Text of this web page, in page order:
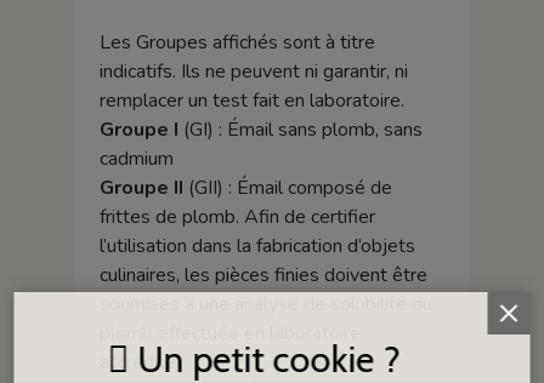
Les Groupes affichés sont à titre
indicatifs. Ils ne peuvent ni garantir, ni
remplacer un test fait en laboratoire.
Groupe I (GI) : Émail sans plomb, sans
cadmium
Groupe II (GII) : Émail composé de
frittes de plomb. Afin de certifier
l’utilisation dans la fabrication d’objets
culinaires, les pièces finies doivent être
accrédité.
Un petit cookie ?